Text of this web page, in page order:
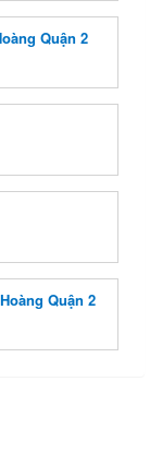
Quận 2
Quận 2